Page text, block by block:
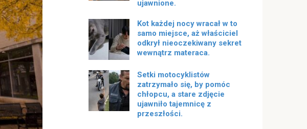
ujawnione.
Kot każdej nocy wracał w to
samo miejsce, aż właściciel
odkrył nieoczekiwany sekret
wewnątrz materaca.
Setki motocyklistów
zatrzymało się, by pomóc
chłopcu, a stare zdjęcie
ujawniło tajemnicę z
przeszłości.